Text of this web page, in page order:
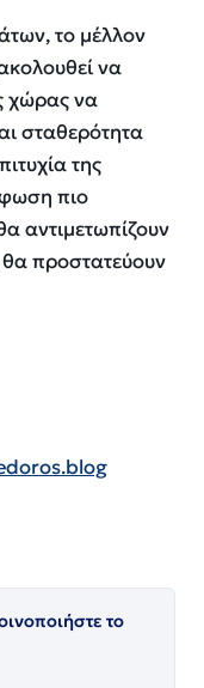
το μέλλον
να
χώρας να
σταθερότητα
της
πιο
αντιμετωπίζουν
θα προστατεύουν
το